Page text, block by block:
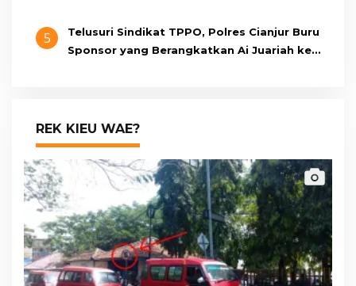
5
Telusuri Sindikat TPPO, Polres Cianjur Buru
Sponsor yang Berangkatkan Ai Juariah ke
REK KIEU WAE?